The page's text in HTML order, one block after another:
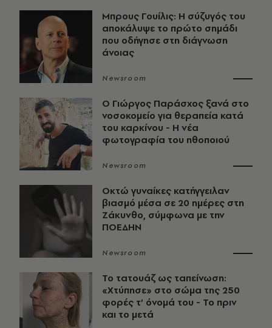
Μπρους Γουίλις: Η σύζυγός του
αποκάλυψε το πρώτο σημάδι
που οδήγησε στη διάγνωση
άνοιας
Newsroom
O Γιώργος Παράσχος ξανά στο
νοσοκομείο για θεραπεία κατά
του καρκίνου - Η νέα
φωτογραφία του ηθοποιού
Newsroom
Οκτώ γυναίκες κατήγγειλαν
βιασμό μέσα σε 20 ημέρες στη
Ζάκυνθο, σύμφωνα με την
ΠΟΕΔΗΝ
Newsroom
Το τατουάζ ως ταπείνωση:
«Χτύπησε» στο σώμα της 250
φορές τ’ όνομά του - Το πριν
και το μετά